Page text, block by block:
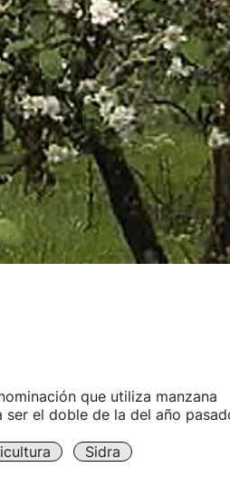
que utiliza manzana
el doble de la del año
Sidra